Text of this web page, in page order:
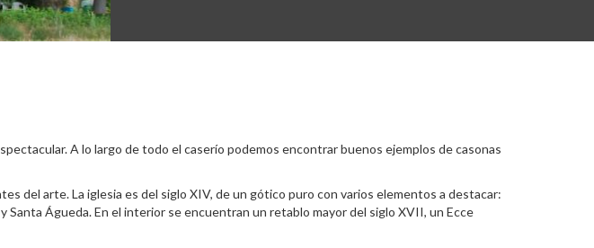
A lo largo de todo el caserío podemos encontrar buenos ejemplos de casonas
del arte. La iglesia es del siglo XIV, de un gótico puro con varios elementos a destacar:
Águeda. En el interior se encuentran un retablo mayor del siglo XVII, un Ecce